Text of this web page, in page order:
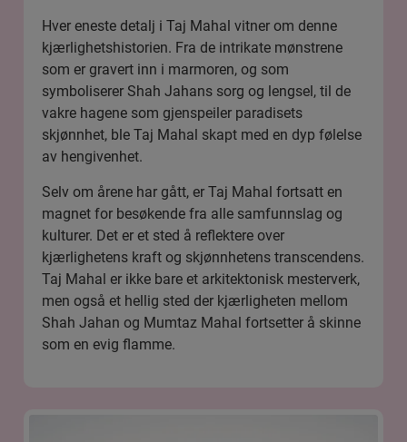
Hver eneste detalj i Taj Mahal vitner om denne
kjærlighetshistorien. Fra de intrikate mønstrene
som er gravert inn i marmoren, og som
symboliserer Shah Jahans sorg og lengsel, til de
vakre hagene som gjenspeiler paradisets
skjønnhet, ble Taj Mahal skapt med en dyp følelse
av hengivenhet.
Selv om årene har gått, er Taj Mahal fortsatt en
magnet for besøkende fra alle samfunnslag og
kulturer. Det er et sted å reflektere over
kjærlighetens kraft og skjønnhetens transcendens.
Taj Mahal er ikke bare et arkitektonisk mesterverk,
men også et hellig sted der kjærligheten mellom
Shah Jahan og Mumtaz Mahal fortsetter å skinne
som en evig flamme.